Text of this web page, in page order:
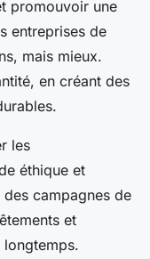
promouvoir une
entreprises de
mais mieux.
en créant des
les
éthique et
campagnes de
et
longtemps.